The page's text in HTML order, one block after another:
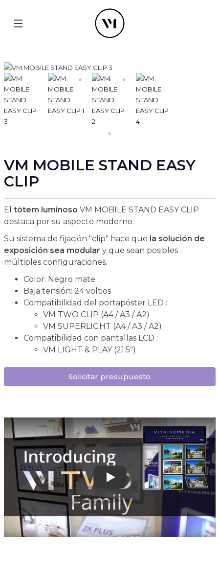
VM MOBILE STAND EASY
CLIP
El tótem luminoso VM MOBILE STAND EASY CLIP
destaca por su aspecto moderno.
Su sistema de fijación "clip" hace que la solución de
exposición sea modular y que sean posibles
múltiples configuraciones.
Color: Negro mate
Baja tensión: 24 voltios
Compatibilidad del portapóster LED :
VM TWO CLIP (A4 / A3 / A2)
VM SUPERLIGHT (A4 / A3 / A2)
Compatibilidad con pantallas LCD :
VM LIGHT & PLAY (21.5")
Solicitar presupuesto
Play